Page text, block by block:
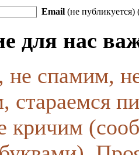
Email (не публикуется)
для нас
не спамим,
стараемся
кричим